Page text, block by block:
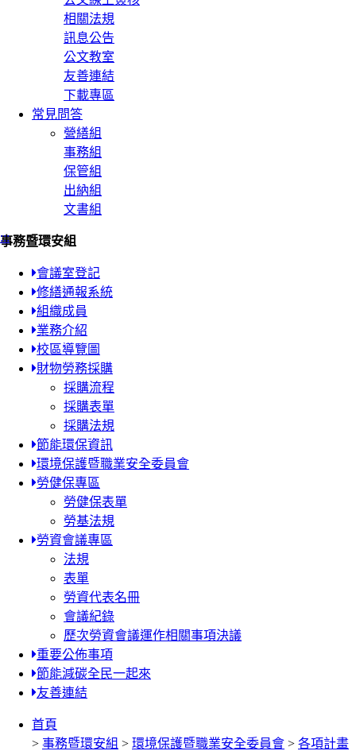
相關法規
訊息公告
公文教室
友善連結
下載專區
常見問答
營繕組
事務組
保管組
出納組
文書組
:::
事務暨環安組
會議室登記
修繕通報系統
組織成員
業務介紹
校區導覽圖
財物勞務採購
採購流程
採購表單
採購法規
節能環保資訊
環境保護暨職業安全委員會
勞健保專區
勞健保表單
勞基法規
勞資會議專區
法規
表單
勞資代表名冊
會議紀錄
歷次勞資會議運作相關事項決議
重要公佈事項
節能減碳全民一起來
友善連結
首頁
> 事務暨環安組 > 環境保護暨職業安全委員會 > 各項計畫